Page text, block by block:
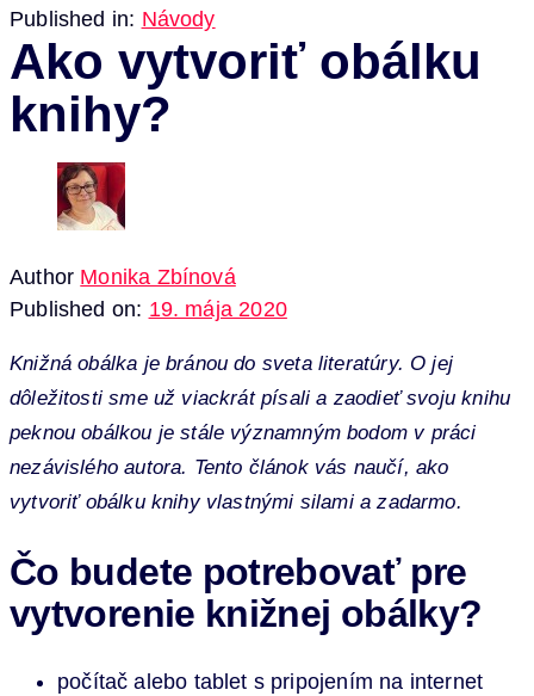
Published in: Návody
Ako vytvoriť obálku
knihy?
Author Monika Zbínová
Published on: 19. mája 2020
Knižná obálka je bránou do sveta literatúry. O jej
dôležitosti sme už viackrát písali a zaodieť svoju knihu
peknou obálkou je stále významným bodom v práci
nezávislého autora. Tento článok vás naučí, ako
vytvoriť obálku knihy vlastnými silami a zadarmo.
Čo budete potrebovať pre
vytvorenie knižnej obálky?
počítač alebo tablet s pripojením na internet